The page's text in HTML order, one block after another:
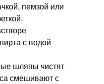
пемзой или
с водой
шляпы чистят
смешивают с